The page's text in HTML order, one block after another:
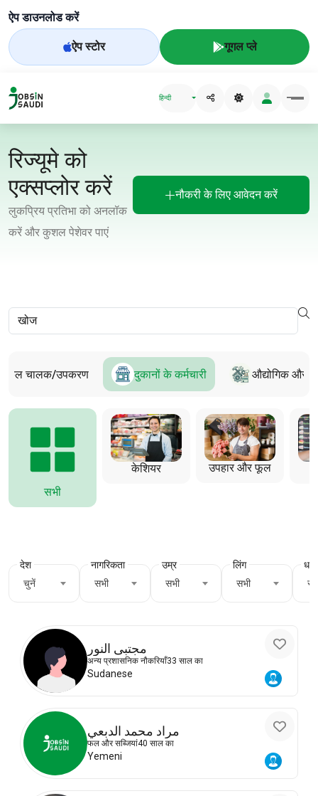
ऐप डाउनलोड करें
ऐप स्टोर गूगल प्ले
हिन्दी
रिज्यूमे को
एक्सप्लोर करें
लुकप्रिय प्रतिभा को अनलॉक
करें और कुशल पेशेवर पाएं
नौकरी के लिए आवेदन करें
चालक/उपकरण दुकानों के कर्मचारी औद्योगिक और
सभी
केशियर उपहार और फूल
देश
चुनें
नागरिकता
सभी
उम्र
सभी
लिंग
सभी
धर्म
مجتبى النور
अन्य प्रशासनिक नौकरियाँ33 साल का
Sudanese
مراد محمد الدبعي
फल और सब्जियां40 साल का
Yemeni